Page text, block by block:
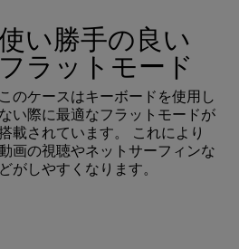
い勝手の良い
フラットモード
このケースはキーボードを使用し
ない際に最適なフラットモードが
載されています。 これにより
画の視聴やネットサーフィンな
どがしやすくなります。